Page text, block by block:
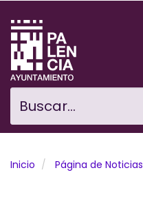
contenido
principal
Buscar...
Ciudad
El Ayuntamiento
Noticias
Inicio Página de Noticias